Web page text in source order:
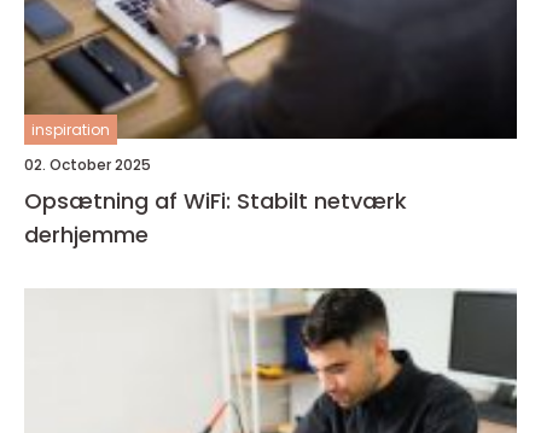
inspiration
02. October 2025
Opsætning af WiFi: Stabilt netværk
derhjemme